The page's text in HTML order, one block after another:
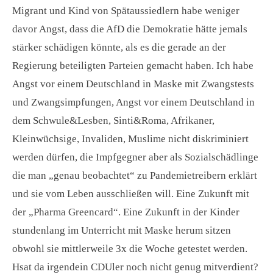
Migrant und Kind von Spätaussiedlern habe weniger
davor Angst, dass die AfD die Demokratie hätte jemals
stärker schädigen könnte, als es die gerade an der
Regierung beteiligten Parteien gemacht haben. Ich habe
Angst vor einem Deutschland in Maske mit Zwangstests
und Zwangsimpfungen, Angst vor einem Deutschland in
dem Schwule&Lesben, Sinti&Roma, Afrikaner,
Kleinwüchsige, Invaliden, Muslime nicht diskriminiert
werden dürfen, die Impfgegner aber als Sozialschädlinge
die man „genau beobachtet“ zu Pandemietreibern erklärt
und sie vom Leben ausschließen will. Eine Zukunft mit
der „Pharma Greencard“. Eine Zukunft in der Kinder
stundenlang im Unterricht mit Maske herum sitzen
obwohl sie mittlerweile 3x die Woche getestet werden.
Hsat da irgendein CDUler noch nicht genug mitverdient?